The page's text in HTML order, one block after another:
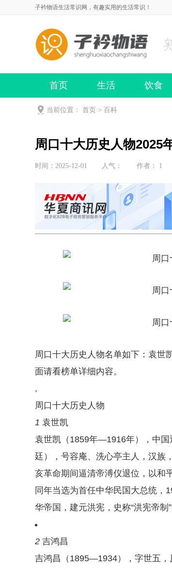
子衿物语生活常识网，有趣实用的生活常识！
首页 生活 饮食
当前位置： 首页 > 百科
周口十大历史人物2025
时间：2025-12-01 人气： 作者： 1
周口十大历史人物名单如下：袁世
面请看榜单详细内容。
,
周口十大历史人物
1 袁世凯
袁世凯（1859年—1916年），中国
廷），号容庵、洗心亭主人，汉族
亥革命期间逼清帝溥仪退位，以和
同年当选为首任中华民国大总统，
华帝国，建元洪宪，史称“洪宪帝制
2 吉鸿昌
吉鸿昌（1895—1934），字世五，